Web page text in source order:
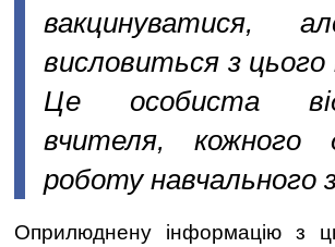
вакцинуватися,
висловиться з цього
Це особиста
вчителя, кожного
роботу навчального
Оприлюднену інформацію з